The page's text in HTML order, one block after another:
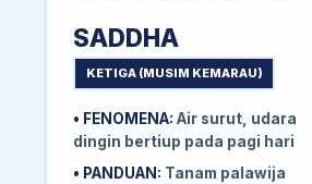
SADDHA
KETIGA (MUSIM KEMARAU)
• FENOMENA: Air surut, udara
dingin bertiup pada pagi hari
• PANDUAN: Tanam palawija